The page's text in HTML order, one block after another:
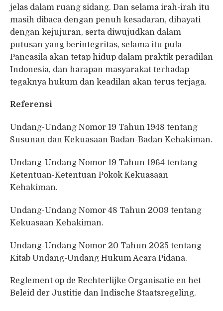
jelas dalam ruang sidang. Dan selama irah-irah itu
masih dibaca dengan penuh kesadaran, dihayati
dengan kejujuran, serta diwujudkan dalam
putusan yang berintegritas, selama itu pula
Pancasila akan tetap hidup dalam praktik peradilan
Indonesia, dan harapan masyarakat terhadap
tegaknya hukum dan keadilan akan terus terjaga.
Referensi
Undang-Undang Nomor 19 Tahun 1948 tentang
Susunan dan Kekuasaan Badan-Badan Kehakiman.
Undang-Undang Nomor 19 Tahun 1964 tentang
Ketentuan-Ketentuan Pokok Kekuasaan
Kehakiman.
Undang-Undang Nomor 48 Tahun 2009 tentang
Kekuasaan Kehakiman.
Undang-Undang Nomor 20 Tahun 2025 tentang
Kitab Undang-Undang Hukum Acara Pidana.
Reglement op de Rechterlijke Organisatie en het
Beleid der Justitie dan Indische Staatsregeling.